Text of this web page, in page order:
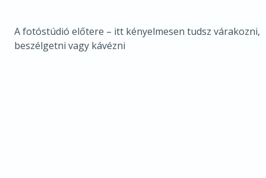
A fotóstúdió előtere – itt kényelmesen tudsz várakozni,
beszélgetni vagy kávézni